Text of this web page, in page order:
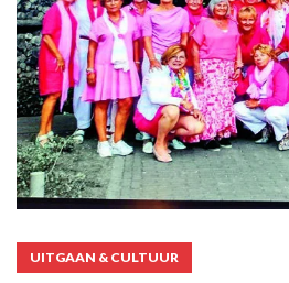
UITGAAN & CULTUUR